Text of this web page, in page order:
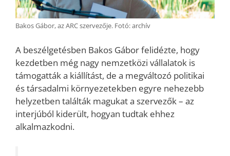
Bakos Gábor, az ARC szervezője. Fotó: archív
A beszélgetésben Bakos Gábor felidézte, hogy
kezdetben még nagy nemzetközi vállalatok is
támogatták a kiállítást, de a megváltozó politikai
és társadalmi környezetekben egyre nehezebb
helyzetben találták magukat a szervezők – az
interjúból kiderült, hogyan tudtak ehhez
alkalmazkodni.